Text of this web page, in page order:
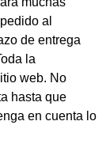
al
de entrega
la
web. No
hasta que
en cuenta lo